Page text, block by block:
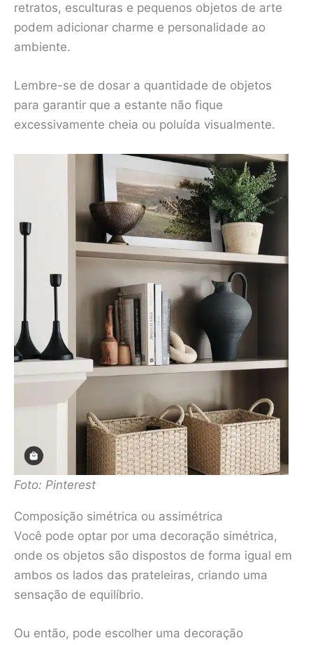
retratos, esculturas e pequenos objetos de arte
podem adicionar charme e personalidade ao
ambiente.
Lembre-se de dosar a quantidade de objetos
para garantir que a estante não fique
excessivamente cheia ou poluída visualmente.
Foto: Pinterest
Composição simétrica ou assimétrica
Você pode optar por uma decoração simétrica,
onde os objetos são dispostos de forma igual em
ambos os lados das prateleiras, criando uma
sensação de equilíbrio.
Ou então, pode escolher uma decoração